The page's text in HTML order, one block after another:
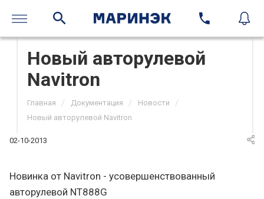
Новый авторулевой
Navitron
Главная / Документация / Новости /
Новый авторулевой Navitron
02-10-2013
Новинка от Navitron - усовершенствованный
авторулевой NT888G